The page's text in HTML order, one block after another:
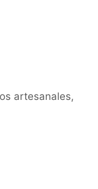
artesanales,